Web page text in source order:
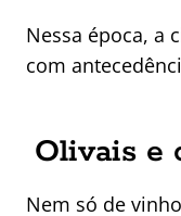
Nessa época, a
com
Olivais e
Nem só de